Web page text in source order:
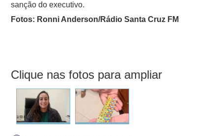
sanção do executivo.
Fotos: Ronni Anderson/Rádio Santa Cruz FM
Clique nas fotos para ampliar